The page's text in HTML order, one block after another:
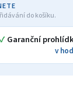
do košíku.
✓ Garanční
v